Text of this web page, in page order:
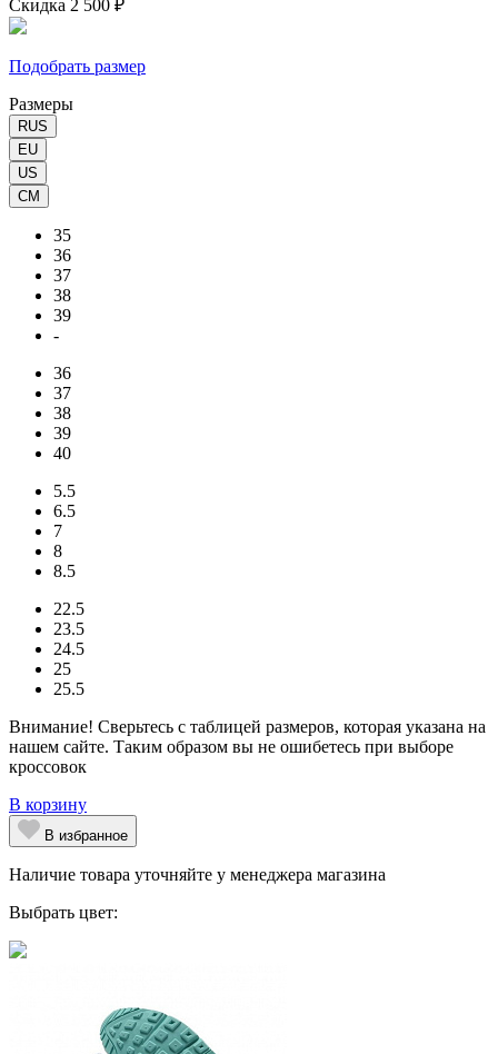
Скидка 2 500 ₽
Подобрать размер
Размеры
RUS
EU
US
CM
35
36
37
38
39
-
36
37
38
39
40
5.5
6.5
7
8
8.5
22.5
23.5
24.5
25
25.5
Внимание! Сверьтесь с таблицей размеров, которая указана на
нашем сайте. Таким образом вы не ошибетесь при выборе
кроссовок
В корзину
В избранное
Наличие товара уточняйте у менеджера магазина
Выбрать цвет: